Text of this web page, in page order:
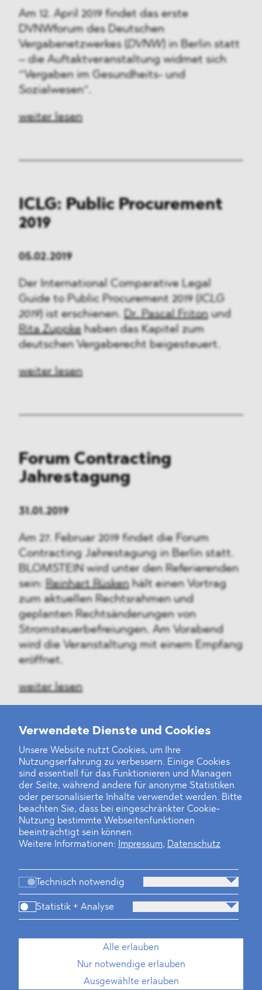
Verwendete Dienste und Cookies
Unsere Website nutzt Cookies, um Ihre
Nutzungserfahrung zu verbessern. Einige Cookies
sind essentiell für das Funktionieren und Managen
der Seite, während andere für anonyme Statistiken
oder personalisierte Inhalte verwendet werden. Bitte
beachten Sie, dass bei eingeschränkter Cookie-
Nutzung bestimmte Webseitenfunktionen
beeinträchtigt sein können.
Weitere Informationen:
Impressum, Datenschutz
Technisch notwendig
Statistik + Analyse
Alle erlauben
Nur notwendige erlauben
Ausgewählte erlauben
Am 12. April 2019 findet das erste
DVNWforum des Deutschen
Vergabenetzwerkes (
DVNW) in Berlin statt
– die Auftaktveranstaltung widmet sich
“Vergaben im Gesundheits- und
Sozialwesen“.
weiter lesen
ICLG: Public Procurement
2019
05.02.2019
Der International Comparative Legal
Guide to Public Procurement 2019 ( ICLG
2019) ist erschienen. Dr. Pascal Fritonund
Rita Zuppkehaben das Kapitel zum
deutschen Vergaberecht beigesteuert.
weiter lesen
Forum Contracting
Jahrestagung
31.01.2019
Am 27. Februar 2019 findet die Forum
Contracting Jahrestagung in Berlin statt.
BLOMSTEIN wird unter den Referierenden
sein: Reinhart Rüskenhält einen Vortrag
zum aktuellen Rechtsrahmen und
geplanten Rechtsänderungen von
Stromsteuerbefreiungen. Am Vorabend
wird die Veranstaltung mit einem Empfang
eröffnet.
weiter lesen
‹123637 3839404142 ...4647›
Standorte
Brasilien-Praxis